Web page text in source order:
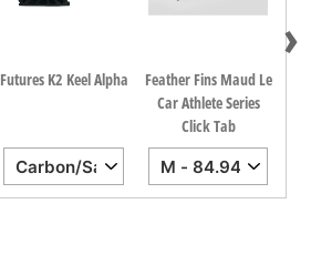
Futures K2 Keel Alpha
Feather Fins Maud Le
Car Athlete Series
Click Tab
›